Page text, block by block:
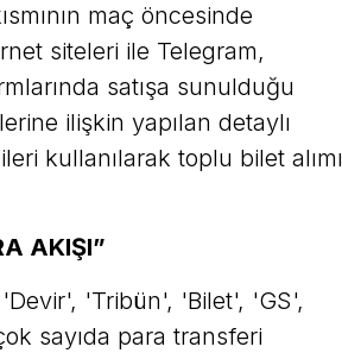
maç öncesinde
siteleri ile Telegram,
satışa sunulduğu
ilişkin yapılan detaylı
kullanılarak toplu bilet alımı
AKIŞI”
'Tribün', 'Bilet', 'GS',
sayıda para transferi